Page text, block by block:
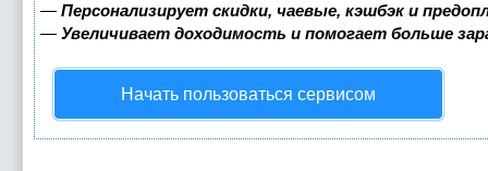
— Персонализирует скидки, чаевые, кэшбэк и
— Увеличивает доходимость и помогает больше
Начать пользоваться сервисом